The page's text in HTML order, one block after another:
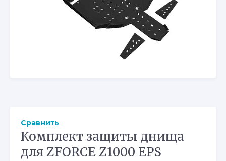
Комплект защиты днища
для ZFORCE Z1000 EPS
Сравнить